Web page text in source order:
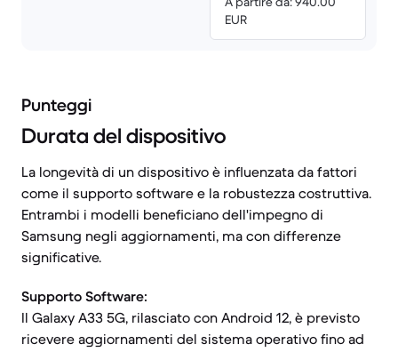
EUR
Punteggi
Durata del dispositivo
La longevità di un dispositivo è influenzata da fattori
come il supporto software e la robustezza costruttiva.
Entrambi i modelli beneficiano dell'impegno di
Samsung negli aggiornamenti, ma con differenze
significative.
Supporto Software:
Il Galaxy A33 5G, rilasciato con Android 12, è previsto
ricevere aggiornamenti del sistema operativo fino ad